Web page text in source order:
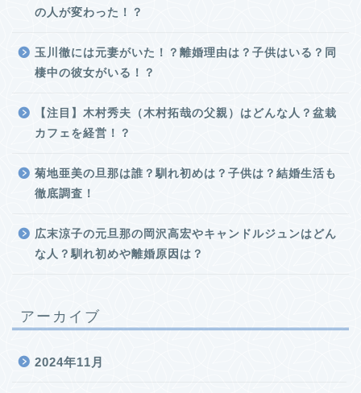
の人が変わった！？
玉川徹には元妻がいた！？離婚理由は？子供はいる？同
棲中の彼女がいる！？
【注目】木村秀夫（木村拓哉の父親）はどんな人？盆栽
カフェを経営！？
菊地亜美の旦那は誰？馴れ初めは？子供は？結婚生活も
徹底調査！
広末涼子の元旦那の岡沢高宏やキャンドルジュンはどん
な人？馴れ初めや離婚原因は？
アーカイブ
2024年11月